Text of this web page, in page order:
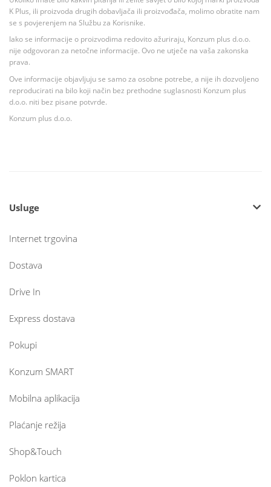
K Plus, ili proizvoda drugih dobavljača ili proizvođača, molimo obratite nam
se s povjerenjem na Službu za Korisnike.
Iako se informacije o proizvodima redovito ažuriraju, Konzum plus d.o.o.
nije odgovoran za netočne informacije. Ovo ne utječe na vaša zakonska
prava.
Ove informacije objavljuju se samo za osobne potrebe, a nije ih dozvoljeno
reproducirati na bilo koji način bez prethodne suglasnosti Konzum plus
d.o.o. niti bez pisane potvrde.
Konzum plus d.o.o.
Usluge
Internet trgovina
Dostava
Drive In
Express dostava
Pokupi
Konzum SMART
Mobilna aplikacija
Plaćanje režija
Shop&Touch
Poklon kartica